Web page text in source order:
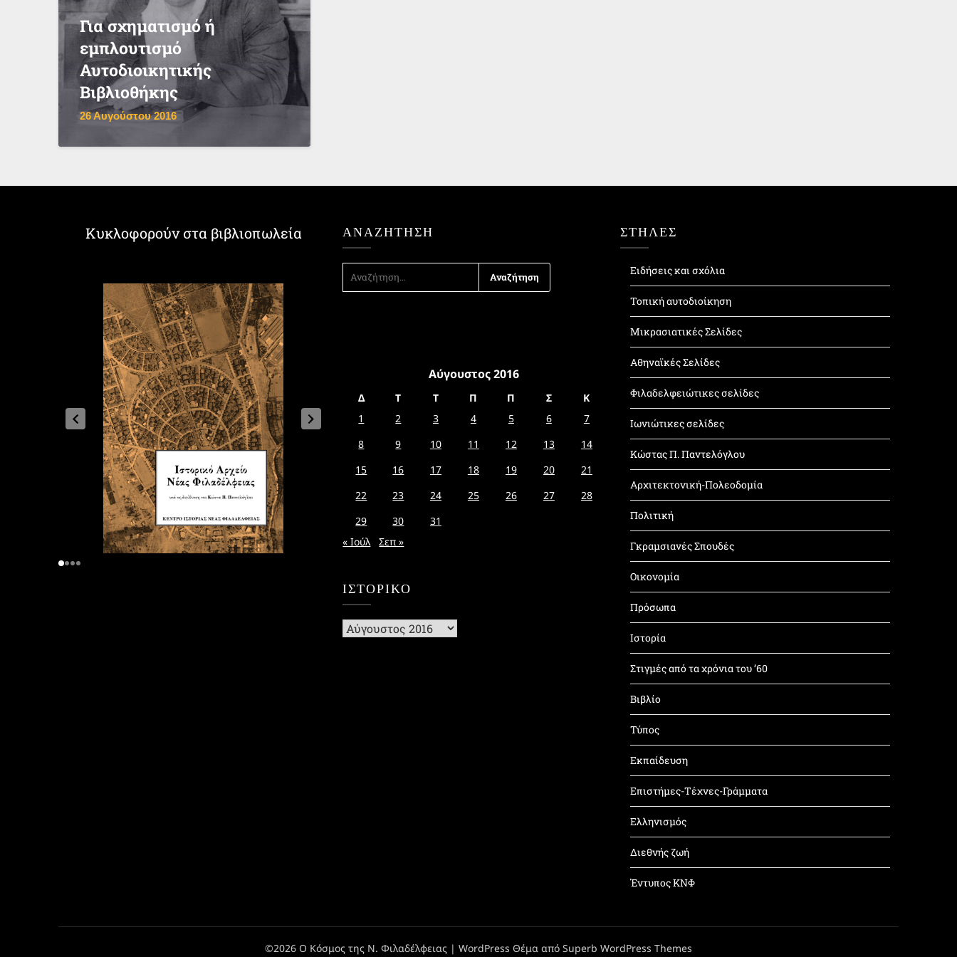
Για σχηματισμό ή
εμπλουτισμό
Αυτοδιοικητικής
Βιβλιοθήκης
26 Αυγούστου 2016
Κυκλοφορούν στα βιβλιοπωλεία ΑΝΑΖΉΤΗΣΗ
ΓΙΑ:
Αύγουστος 2016
Δ Τ Τ Π Π Σ
Κ
1
2 3 4 5 6
7
8
9 10 11 12 13
14
15
16 17 18 19 20
21
22
23 24 25 26 27
28
29
30
31
« Ιούλ
Σεπ »
ΙΣΤΟΡΙΚΌ
Ιστορικό
ΣΤΗΛΕΣ
Ειδήσεις και σχόλια
Τοπική αυτοδιοίκηση
Μικρασιατικές Σελίδες
Αθηναϊκές Σελίδες
Φιλαδελφειώτικες σελίδες
Ιωνιώτικες σελίδες
Κώστας Π. Παντελόγλου
Αρχιτεκτονική-Πολεοδομία
Πολιτική
Γκραμσιανές Σπουδές
Οικονομία
Πρόσωπα
Ιστορία
Στιγμές από τα χρόνια του ’60
Βιβλίο
Τύπος
Εκπαίδευση
Επιστήμες-Τέχνες-Γράμματα
Ελληνισμός
Διεθνής ζωή
Έντυπος ΚΝΦ
©2026 Ο Κόσμος της Ν. Φιλαδέλφειας | WordPress Θέμα από Superb WordPress Themes